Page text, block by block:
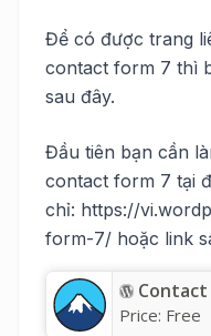
Để có được trang
contact form 7 thì
sau đây.
Đầu tiên bạn cần
contact form 7 tại
chỉ: https://
form-7/ hoặc link
Contact
Price: Free